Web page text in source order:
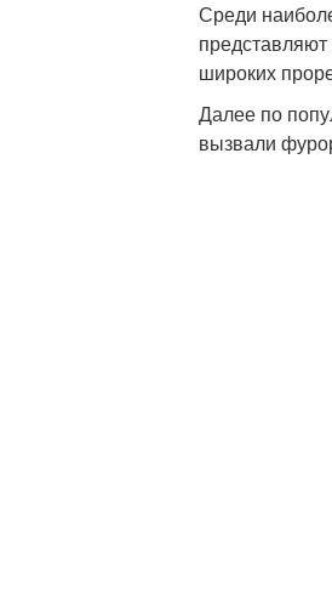
Среди
широких
Далее по
вызвали